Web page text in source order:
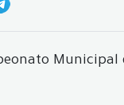
Municipal